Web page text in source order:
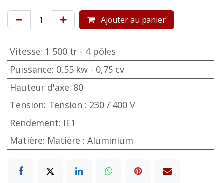
Ajouter au panier
Vitesse: 1 500 tr - 4 pôles
Puissance: 0,55 kw - 0,75 cv
Hauteur d'axe: 80
Tension: Tension : 230 / 400 V
Rendement: IE1
Matière: Matière : Aluminium